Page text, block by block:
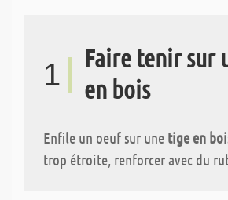
1
Faire tenir sur
en bois
Enfile un oeuf sur une tige en
trop étroite, renforcer avec du